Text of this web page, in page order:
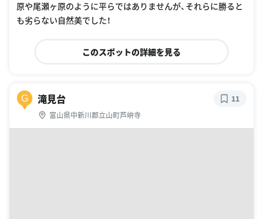
原や尾瀬ヶ原のように平らではありませんが、それらに勝ると
も劣らない自然美でした！
このスポットの詳細を見る
G 滝見台
富山県中新川郡立山町芦峅寺
11